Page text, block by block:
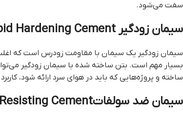
سفت می‌شود.
سیمان زودگیر Rapid Hardening Cement:
سیمان زودگیر یک سیمان با مقاومت زودرس است که اغلب در
بسیار مهم است. بتن ساخته شده با سیمان زودگیر
ساخته و پروژه‌هایی که باید در هوای سرد ارائه شود، کاربرد
سیمان ضد سولفاتSulfates Resisting Cement :